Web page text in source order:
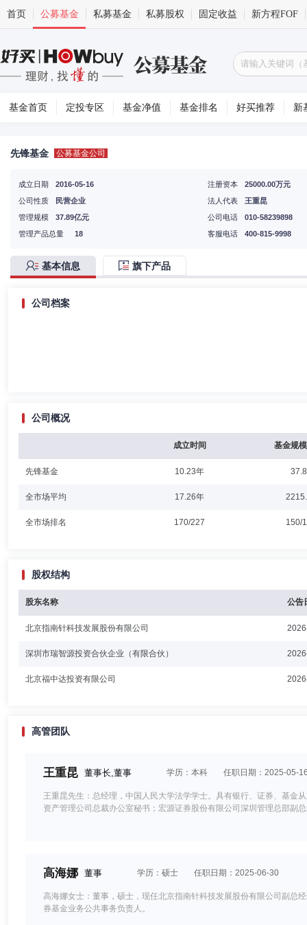
首页 公募基金 私募基金 私募股权 固定收益 新方程FOF
基金首页 定投专区 基金净值 基金排名 好买推荐 新
先锋基金 公募基金公司
成立日期
2016-05-16
公司性质
民营企业
注册资本
25000.00万元
法人代表
王重昆
管理规模
37.89亿元
管理产品总量
18
公司电话
010-58239898
客服电话
400-815-9998
基本信息 旗下产品
公司档案
公司概况
成立时间 基金规
先锋基金 10.23年
全市场平均 17.26年
全市场排名 170/227 150/
股权结构
股东名称 公告
北京指南针科技发展股份有限公司
深圳市瑞智源投资合伙企业（有限合伙）
北京福中达投资有限公司
高管团队
王重昆 董事长,董事 学历：本科 任职日期：2025-05-
王重昆先生：总经理，中国人民大学法学学士。具有银行、证券、基金
资产管理公司总裁办公室秘书；宏源证券股份有限公司深圳管理总部副
高海娜 董事 学历：硕士 任职日期：2025-06-30
高海娜女士：董事，硕士，现任北京指南针科技发展股份有限公司副总
券基金业务公共事务负责人。